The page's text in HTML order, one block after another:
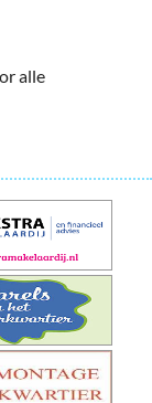
alle